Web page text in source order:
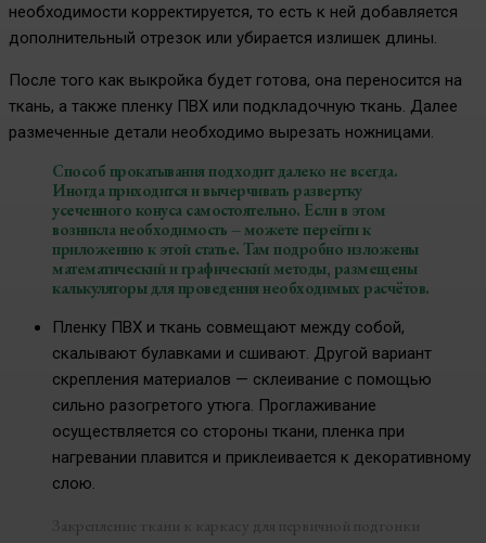
необходимости корректируется, то есть к ней добавляется
дополнительный отрезок или убирается излишек длины.
После того как выкройка будет готова, она переносится на
ткань, а также пленку ПВХ или подкладочную ткань. Далее
размеченные детали необходимо вырезать ножницами.
Способ прокатывания подходит далеко не всегда.
Иногда приходится и вычерчивать развертку
усеченного конуса самостоятельно. Если в этом
возникла необходимость – можете перейти к
приложению к этой статье. Там подробно изложены
математический и графический методы, размещены
калькуляторы для проведения необходимых расчётов.
Пленку ПВХ и ткань совмещают между собой,
скалывают булавками и сшивают. Другой вариант
скрепления материалов — склеивание с помощью
сильно разогретого утюга. Проглаживание
осуществляется со стороны ткани, пленка при
нагревании плавится и приклеивается к декоративному
слою.
Закрепление ткани к каркасу для первичной подгонки